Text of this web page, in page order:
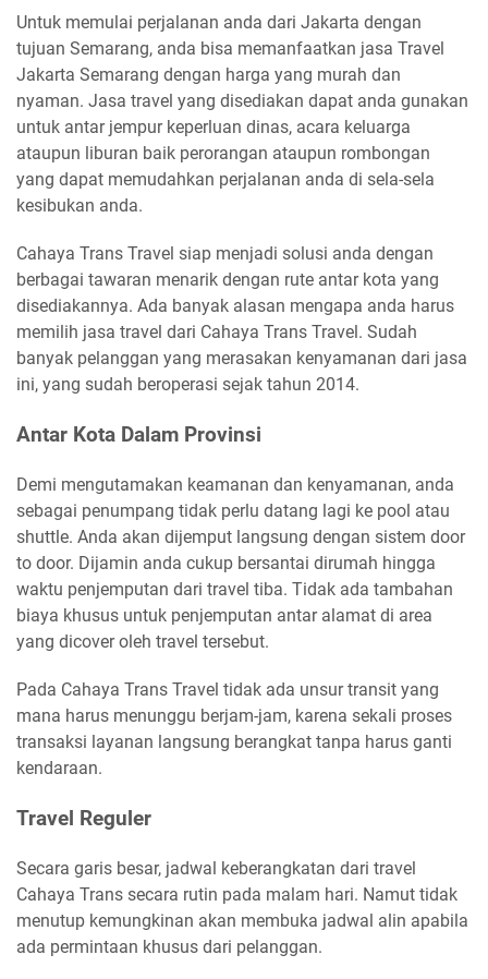
Untuk memulai perjalanan anda dari Jakarta dengan
tujuan Semarang, anda bisa memanfaatkan jasa Travel
Jakarta Semarang dengan harga yang murah dan
nyaman. Jasa travel yang disediakan dapat anda gunakan
untuk antar jempur keperluan dinas, acara keluarga
ataupun liburan baik perorangan ataupun rombongan
yang dapat memudahkan perjalanan anda di sela-sela
kesibukan anda.
Cahaya Trans Travel siap menjadi solusi anda dengan
berbagai tawaran menarik dengan rute antar kota yang
disediakannya. Ada banyak alasan mengapa anda harus
memilih jasa travel dari Cahaya Trans Travel. Sudah
banyak pelanggan yang merasakan kenyamanan dari jasa
ini, yang sudah beroperasi sejak tahun 2014.
Antar Kota Dalam Provinsi
Demi mengutamakan keamanan dan kenyamanan, anda
sebagai penumpang tidak perlu datang lagi ke pool atau
shuttle. Anda akan dijemput langsung dengan sistem door
to door. Dijamin anda cukup bersantai dirumah hingga
waktu penjemputan dari travel tiba. Tidak ada tambahan
biaya khusus untuk penjemputan antar alamat di area
yang dicover oleh travel tersebut.
Pada Cahaya Trans Travel tidak ada unsur transit yang
mana harus menunggu berjam-jam, karena sekali proses
transaksi layanan langsung berangkat tanpa harus ganti
kendaraan.
Travel Reguler
Secara garis besar, jadwal keberangkatan dari travel
Cahaya Trans secara rutin pada malam hari. Namut tidak
menutup kemungkinan akan membuka jadwal alin apabila
ada permintaan khusus dari pelanggan.